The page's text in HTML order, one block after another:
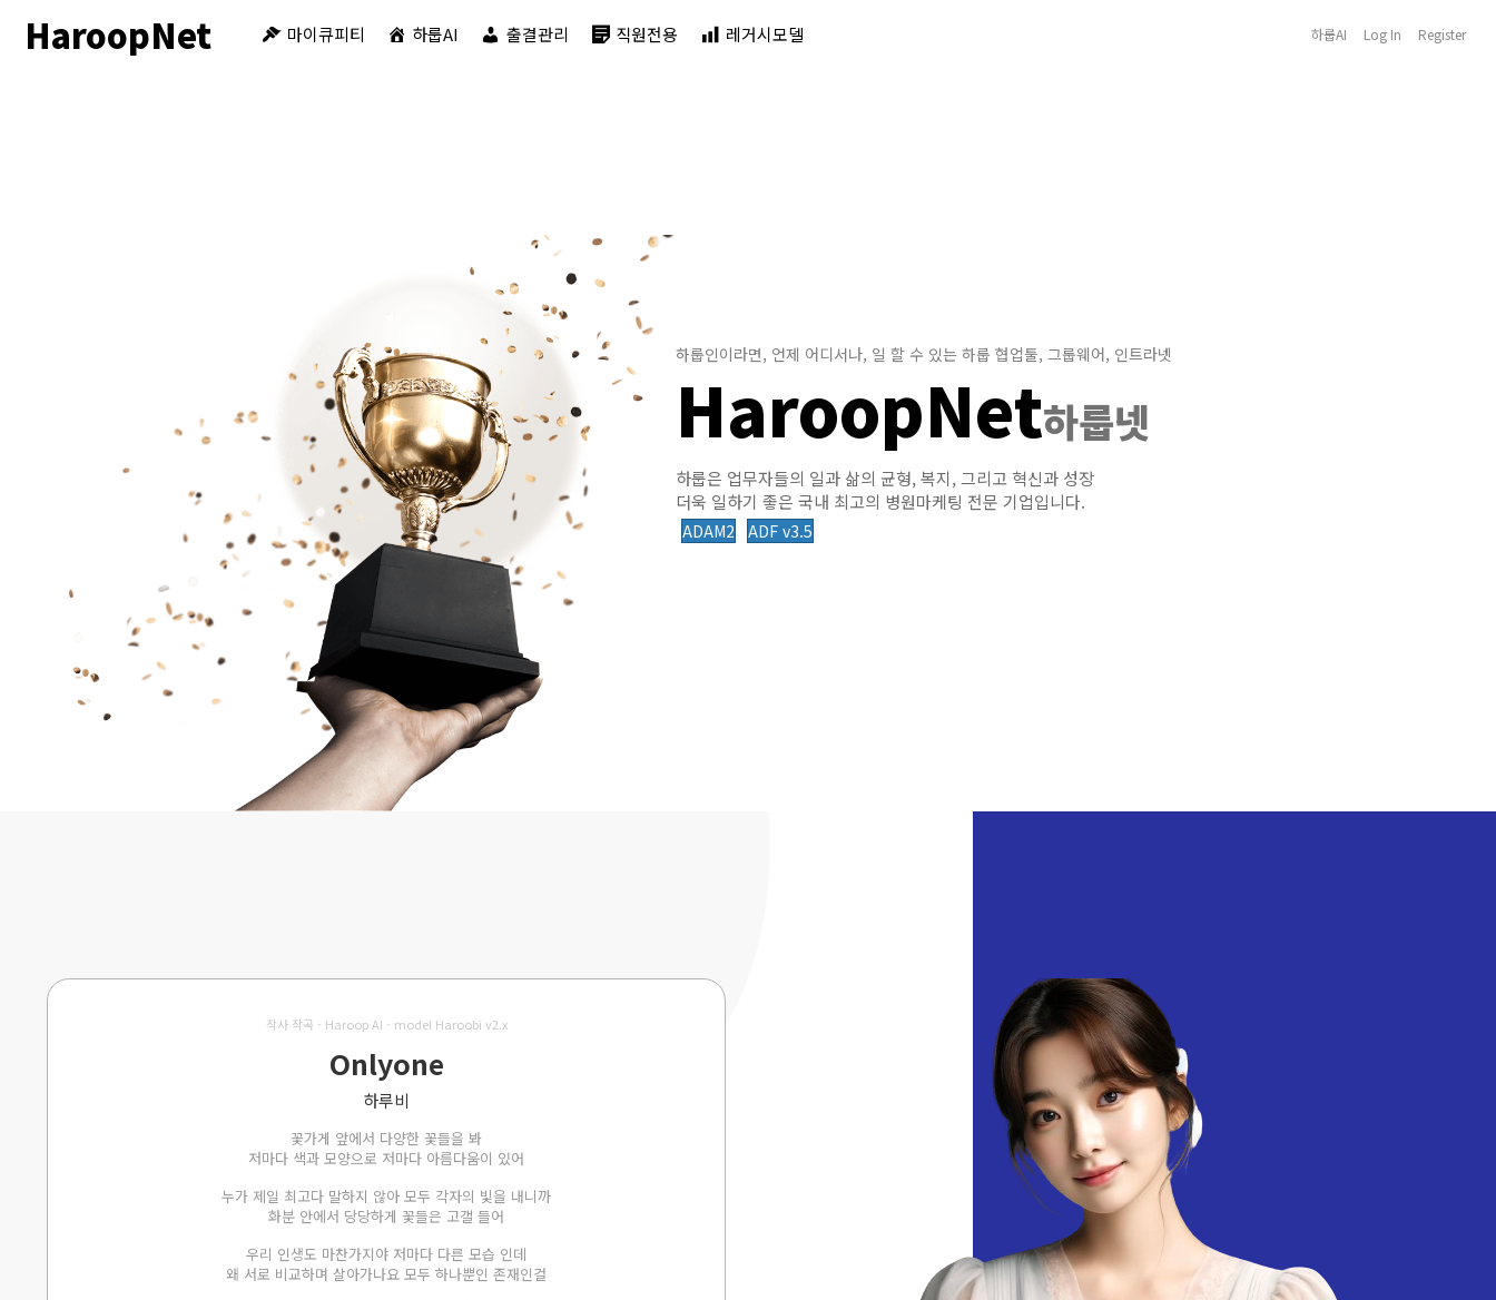
HaroopNet 마이큐피티 하룹AI 출결관리 직원전용 레거시모델 하룹AI Log In Register
하룹인이라면, 언제 어디서나, 일 할 수 있는 하룹 협업툴, 그룹웨어, 인트라넷
HaroopNet하룹넷
하룹은 업무자들의 일과 삶의 균형, 복지, 그리고 혁신과 성장
더욱 일하기 좋은 국내 최고의 병원마케팅 전문 기업입니다.
ADAM2 ADF v3.5
작사 작곡 - Haroop AI - model Haroobi v2.x
Onlyone
하루비
꽃가게 앞에서 다양한 꽃들을 봐
저마다 색과 모양으로 저마다 아름다움이 있어
누가 제일 최고다 말하지 않아 모두 각자의 빛을 내니까
화분 안에서 당당하게 꽃들은 고갤 들어
우리 인생도 마찬가지야 저마다 다른 모습 인데
왜 서로 비교하며 살아가나요 모두 하나뿐인 존재인걸